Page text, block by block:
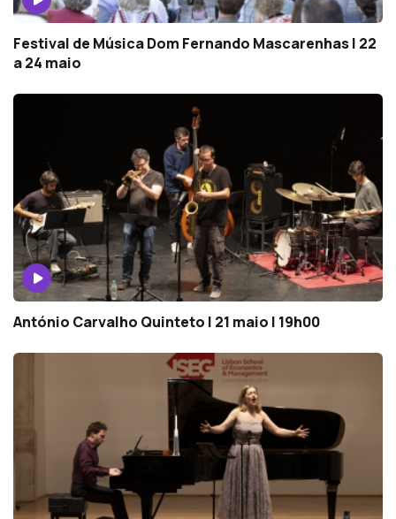
Festival de Música Dom Fernando Mascarenhas | 22
a 24 maio
António Carvalho Quinteto | 21 maio | 19h00